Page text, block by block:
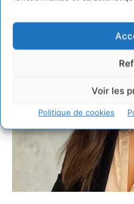
Voir les
Politique de cookies